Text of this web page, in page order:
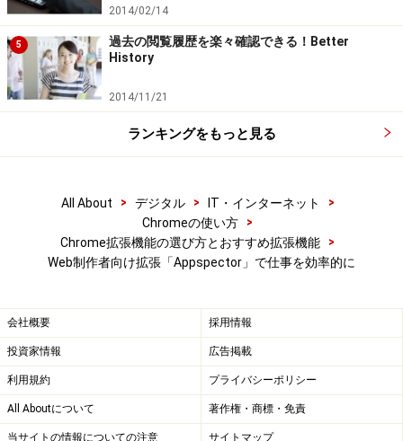
2014/02/14
5
過去の閲覧履歴を楽々確認できる！Better
History
2014/11/21
ランキングをもっと見る
All About > デジタル > IT・インターネット
>
Chromeの使い方
>
Chrome拡張機能の選び方とおすすめ拡張機能
>
Web制作者向け拡張「Appspector」で仕事を効率的に
会社概要 採用情報
投資家情報 広告掲載
利用規約 プライバシーポリシー
All Aboutについて 著作権・商標・免責
当サイトの情報についての注意 サイトマップ